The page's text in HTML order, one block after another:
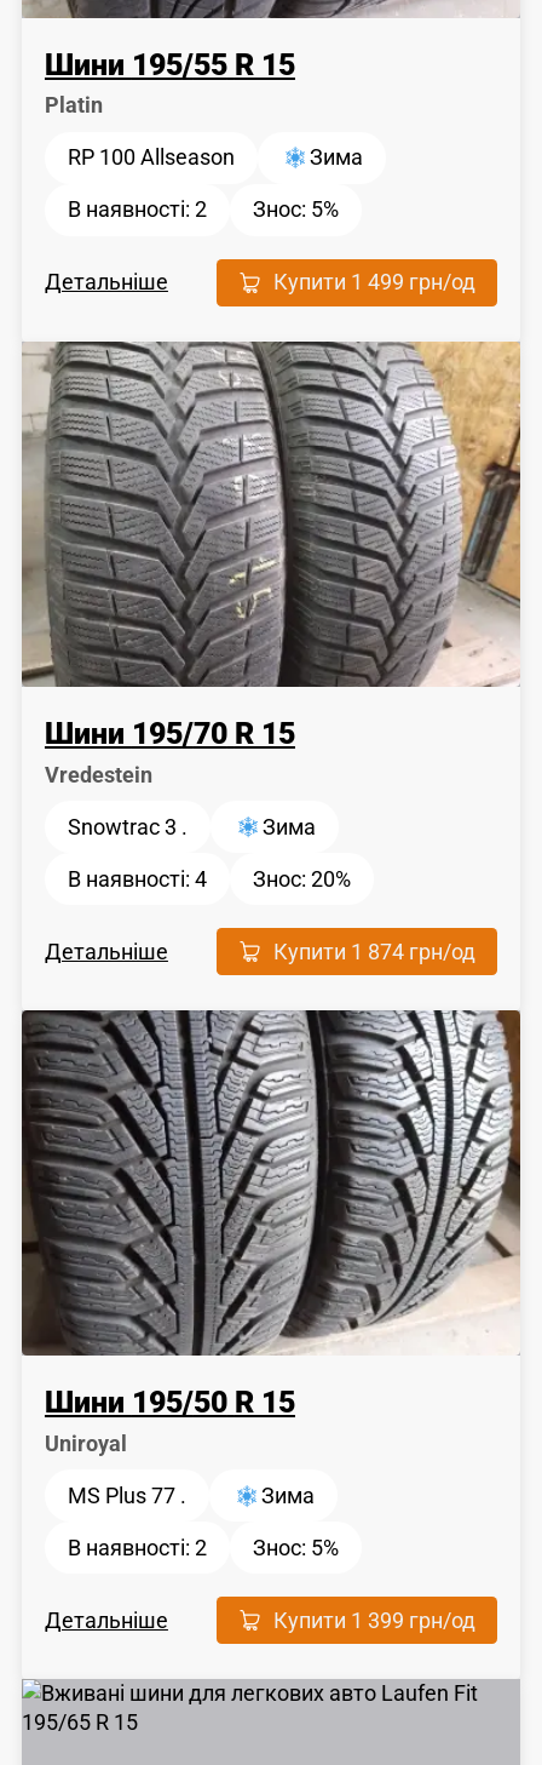
Шини 195/55 R 15
Platin
RP 100 Allseason Зима
В наявності: 2 Знос: 5%
Детальніше Купити 1 499 грн/од
Шини 195/70 R 15
Vredestein
Snowtrac 3 . Зима
В наявності: 4 Знос:20%
Детальніше Купити 1 874 грн/од
Шини 195/50 R 15
Uniroyal
MS Plus 77 . Зима
В наявності: 2 Знос: 5%
Детальніше Купити 1 399 грн/од